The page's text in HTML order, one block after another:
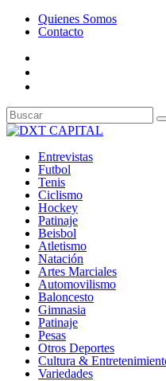
Quienes Somos
Contacto
Entrevistas
Futbol
Tenis
Ciclismo
Hockey
Patinaje
Beisbol
Atletismo
Natación
Artes Marciales
Automovilismo
Baloncesto
Gimnasia
Patinaje
Pesas
Otros Deportes
Cultura &
Variedades